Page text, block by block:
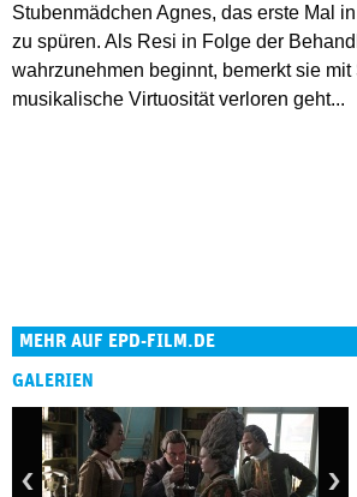
Stubenmädchen Agnes, das erste Mal
zu spüren. Als Resi in Folge der
wahrzunehmen beginnt, bemerkt sie
musikalische Virtuosität verloren geht...
MEHR AUF EPD-FILM.DE
GALERIEN